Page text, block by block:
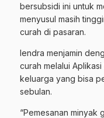
bersubsidi ini untuk
menyusul masih
curah di pasaran.
Iendra menjamin
curah melalui
keluarga yang bisa
sebulan.
“Pemesanan minyak